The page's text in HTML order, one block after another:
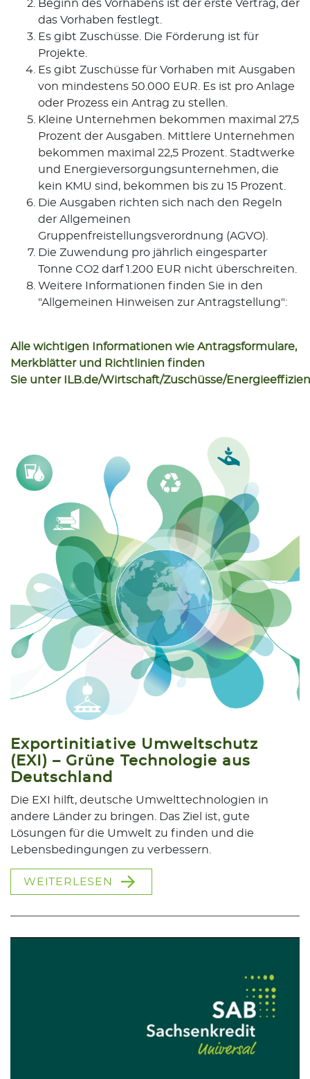
Beginn des Vorhabens ist der erste Vertrag, der
das Vorhaben festlegt.
Es gibt Zuschüsse. Die Förderung ist für
Projekte.
Es gibt Zuschüsse für Vorhaben mit Ausgaben
von mindestens 50.000 EUR. Es ist pro Anlage
oder Prozess ein Antrag zu stellen.
Kleine Unternehmen bekommen maximal 27,5
Prozent der Ausgaben. Mittlere Unternehmen
bekommen maximal 22,5 Prozent. Stadtwerke
und Energieversorgungsunternehmen, die
kein KMU sind, bekommen bis zu 15 Prozent.
Die Ausgaben richten sich nach den Regeln
der Allgemeinen
Gruppenfreistellungsverordnung (AGVO).
Die Zuwendung pro jährlich eingesparter
Tonne CO2 darf 1.200 EUR nicht überschreiten.
Weitere Informationen finden Sie in den
"Allgemeinen Hinweisen zur Antragstellung":
Alle wichtigen Informationen wie Antragsformulare,
Merkblätter und Richtlinien finden
Sie unter
ILB.de/Wirtschaft/Zuschüsse/
Exportinitiative Umweltschutz
(EXI) – Grüne Technologie aus
Deutschland
Die EXI hilft, deutsche Umwelttechnologien in
andere Länder zu bringen. Das Ziel ist, gute
Lösungen für die Umwelt zu finden und die
Lebensbedingungen zu verbessern.
WEITERLESEN